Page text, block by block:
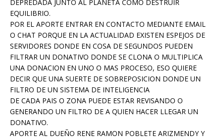
DEPREDADA JUNTO AL PLANETA COMO DESTRUIR
EQUILIBRIO.
POR EL APORTE ENTRAR EN CONTACTO MEDIANTE EMAIL
O CHAT PORQUE EN LA ACTUALIDAD EXISTEN ESPEJOS DE
SERVIDORES DONDE EN COSA DE SEGUNDOS PUEDEN
FILTRAR UN DONATIVO DONDE SE CLONA O MULTIPLICA
UNA DONACION EN UNO O MAS PROCESO, ESO QUIERE
DECIR QUE UNA SUERTE DE SOBREPOSICION DONDE UN
FILTRO DE UN SISTEMA DE INTELIGENCIA
DE CADA PAIS O ZONA PUEDE ESTAR REVISANDO O
GENERANDO UN FILTRO DE A QUIEN HACER LLEGAR UN
DONATIVO.
APORTE AL DUEÑO RENE RAMON POBLETE ARIZMENDY Y